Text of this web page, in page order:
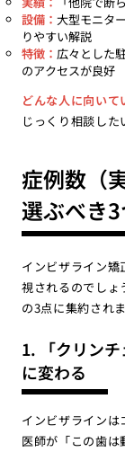
設備： 大型モニタ
りやすい解説
特徴： 広々とした
のアクセスが良好
どんな人に向いて
じっくり相談した
症例数（
選ぶべき
インビザライン
視されるのでしょ
の3点に集約されま
1. 「クリン
に変わる
インビザライン
医師が「この歯